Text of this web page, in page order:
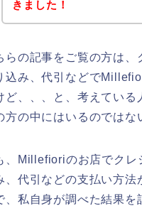
きました！
らの記事をご覧の方は、
込み、代引などで
ど、、、と、考えている
方の中にはいるのではな
、Millefioriのお店でクレ
、代引などの支払い方法
、私自身が調べた結果を